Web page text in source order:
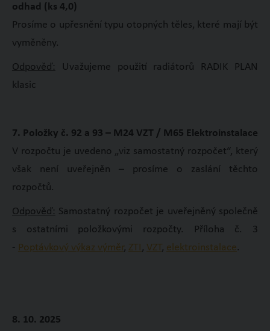
odhad (ks 4,0)
Prosíme o upřesnění typu otopných těles, které mají být
vyměněny.
Odpověď:
Uvažujeme použití radiátorů RADIK PLAN
klasic
7. Položky č. 92 a 93 – M24 VZT / M65 Elektroinstalace
V rozpočtu je uvedeno „viz samostatný rozpočet“, který
však není uveřejněn – prosíme o zaslání těchto
rozpočtů.
Odpověď: Samostatný rozpočet je uveřejněný společně
s ostatními položkovými rozpočty. Příloha č. 3
- Poptávkový výkaz výměr, ZTI , VZT, elektroinstalace.
8. 10. 2025